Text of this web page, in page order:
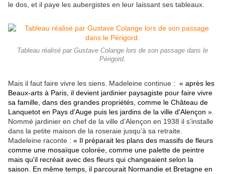
le dos, et il paye les aubergistes en leur laissant ses tableaux.
Tableau réalisé par Gustave Colange lors de son passage dans le
Périgord.
Mais il faut faire vivre les siens. Madeleine continue : « après les
Beaux-arts à Paris, il devient jardinier paysagiste pour faire vivre
sa famille, dans des grandes propriétés, comme le Château de
Lanquetot en Pays d'Auge puis les jardins de la ville d'Alençon »
Nommé jardinier en chef de la ville d’Alençon en 1938 il s’installe
dans la petite maison de la roseraie jusqu’à sa retraite.
Madeleine raconte : « Il préparait les plans des massifs de fleurs
comme une mosaïque colorée, comme une palette de peintre
mais qu'il recréait avec des fleurs qui changeaient selon la
saison. En même temps, il parcourait Normandie et Bretagne en